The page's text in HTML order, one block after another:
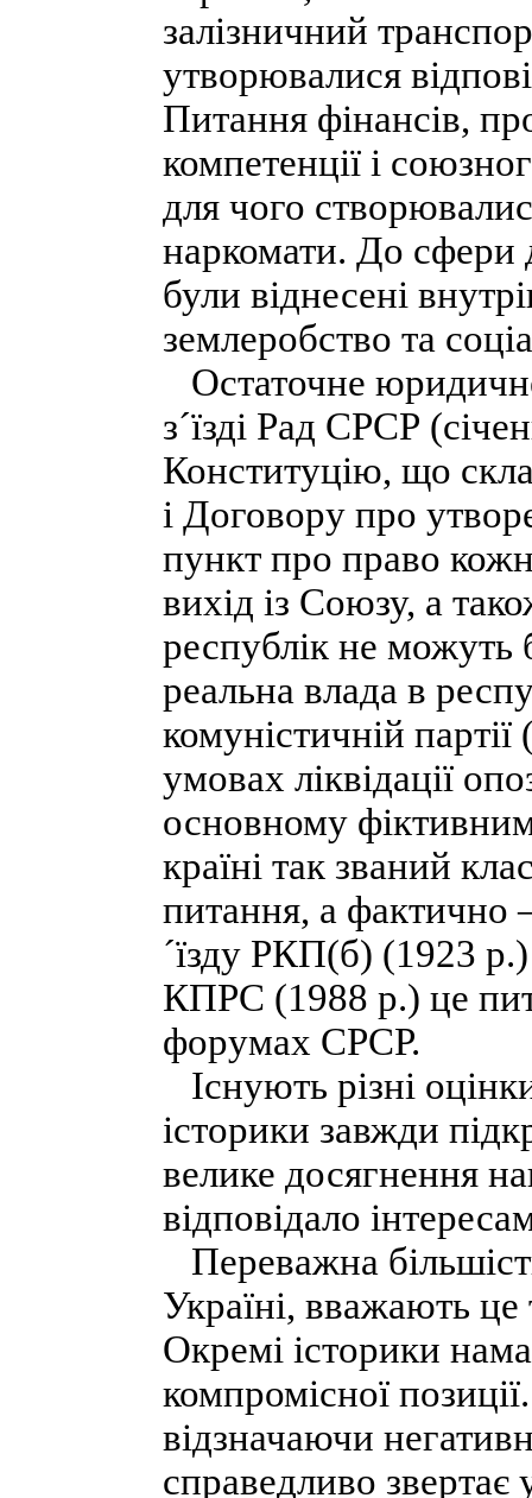
залізничний
утворювалися
Питання фінансів,
компетенції і
для чого
наркомати. До сфери
були віднесені
землеробство та
Остаточне
з´їзді Рад СРСР
Конституцію, що
і Договору про
пункт про право
вихід із Союзу, а
республік не можуть
реальна влада в
комуністичній
умовах ліквідації
основному
країні так званий
питання, а фактично
´їзду РКП(б) (1923
КПРС (1988 р.) це
форумах СРСР.
Існують різні
історики завжди
велике досягнення
відповідало
Переважна
Україні, вважають це
Окремі історики
компромісної
відзначаючи
справедливо звертає